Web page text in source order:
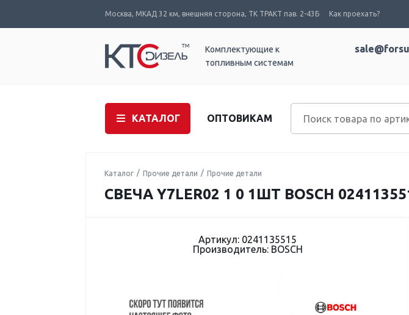
Москва, МКАД 32 км, внешняя сторона, ТК ТРАКТ пав. 2-43Б Как проехать?
Комплектующие к
топливным системам
КАТАЛОГ ОПТОВИКАМ
Каталог Прочие детали Прочие детали
СВЕЧА Y7LER02 1 0 1ШТ BOSCH
Артикул: 0241135515
Производитель: BOSCH